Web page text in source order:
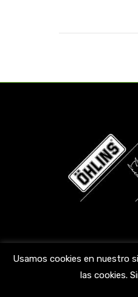
Usamos cookies en nuestro
las cookies.